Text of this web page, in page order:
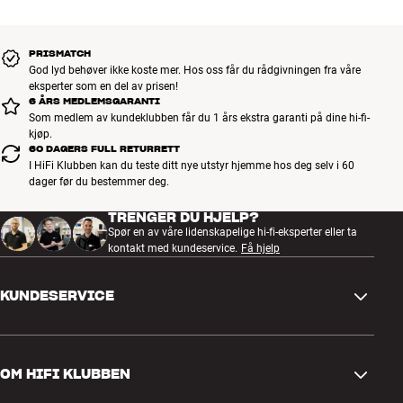
Mer fra AudioQuest
PRISMATCH
God lyd behøver ikke koste mer. Hos oss får du rådgivningen fra våre
eksperter som en del av prisen!
6 ÅRS MEDLEMSGARANTI
Som medlem av kundeklubben får du 1 års ekstra garanti på dine hi-fi-
kjøp.
60 DAGERS FULL RETURRETT
I HiFi Klubben kan du teste ditt nye utstyr hjemme hos deg selv i 60
dager før du bestemmer deg.
TRENGER DU HJELP?
Spør en av våre lidenskapelige hi-fi-eksperter eller ta
kontakt med kundeservice. Få hjelp
KUNDESERVICE
OM HIFI KLUBBEN